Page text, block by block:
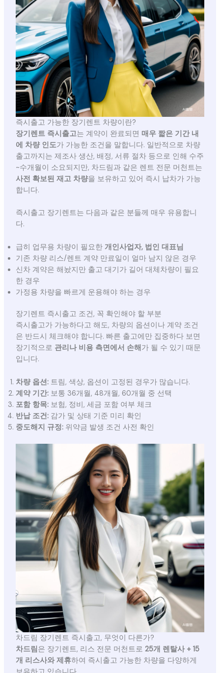
즉시출고 가능한 장기렌트 차량이란?
장기렌트 즉시출고는 계약이 완료되면 매우 짧은 기간 내
에 차량 인도가 가능한 조건을 말합니다. 일반적으로 차량
출고까지는 제조사 생산, 배정, 서류 절차 등으로 인해 수주
~수개월이 소요되지만, 차드림과 같은 렌트 전문 머천트는
사전 확보된 재고 차량을 보유하고 있어 즉시 납차가 가능
합니다.
즉시출고 장기렌트는 다음과 같은 분들께 매우 유용합니
다.
급히 업무용 차량이 필요한 개인사업자, 법인 대표님
기존 차량 리스/렌트 계약 만료일이 얼마 남지 않은 경우
신차 계약은 해놨지만 출고 대기가 길어 대체차량이 필요
한 경우
가정용 차량을 빠르게 운용해야 하는 경우
장기렌트 즉시출고 조건, 꼭 확인해야 할 부분
즉시출고가 가능하다고 해도, 차량의 옵션이나 계약 조건
은 반드시 체크해야 합니다. 빠른 출고에만 집중하다 보면
장기적으로 관리나 비용 측면에서 손해 가 될 수 있기 때문
입니다.
차량 옵션:트림, 색상, 옵션이 고정된 경우가 많습니다.
계약 기간:보통 36개월, 48개월, 60개월 중 선택
포함 항목:보험, 정비, 세금 포함 여부 체크
반납 조건:감가 및 상태 기준 미리 확인
중도해지 규정:위약금 발생 조건 사전 확인
차드림 장기렌트 즉시출고, 무엇이 다른가?
차드림 은 장기렌트, 리스 전문 머천트로 25개 렌탈사 + 15
개 리스사와 제휴하여 즉시출고 가능한 차량을 다양하게